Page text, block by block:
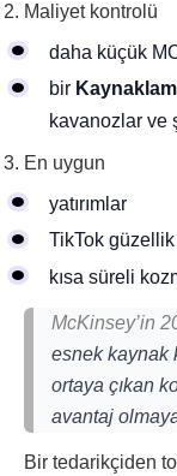
Maliyet kontrolü
daha küçük
bir
kavanozlar ve
En uygun
yatırımlar
TikTok güzellik
kısa süreli
McKinsey’in
esnek kaynak
ortaya çıkan
avantaj
Bir tedarikçiden